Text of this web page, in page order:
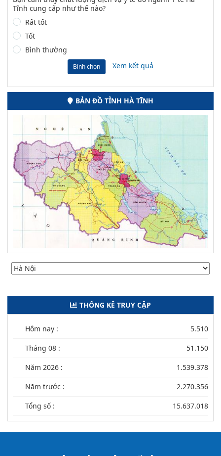
Tĩnh cung cấp như thế nào?
Rất tốt
Tốt
Bình thường
Bình chọn Xem kết quả
BẢN ĐỒ TỈNH HÀ TĨNH
THỐNG KÊ TRUY CẬP
Hôm nay : 5.510
Tháng 08 : 51.150
Năm 2026 : 1.539.378
Năm trước : 2.270.356
Tổng số : 15.637.018